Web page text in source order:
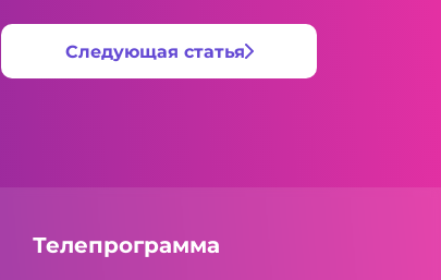
Следующая статья
Телепрограмма